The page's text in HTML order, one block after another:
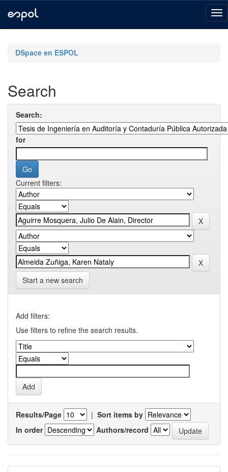
navigationDSpace en ESPOL
Search
Search:
for
Current filters:
Start a new search
Add filters:
Use filters to refine the search results.
Results/Page | Sort items by
In order
Authors/record